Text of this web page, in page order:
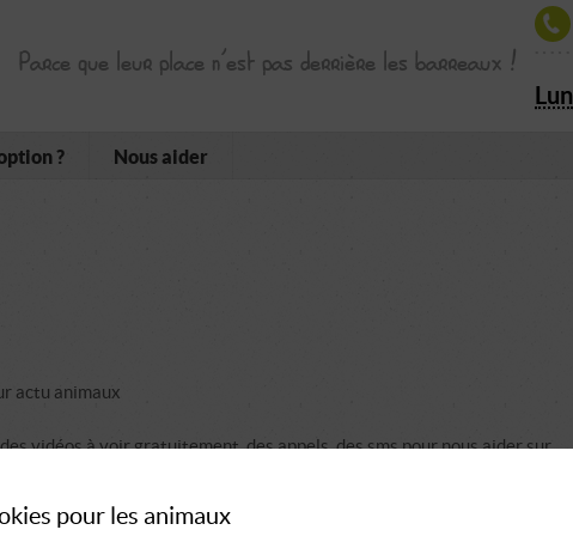
Parce que leur place n’est pas derrière les barreaux !
Lun
? Nous aider
actu animaux
vidéos à voir gratuitement, des appels, des sms pour nous aider sur
associations/view/assoc-pour-la-protection-des-
pour les animaux